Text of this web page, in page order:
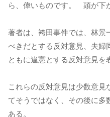
ら、偉いものです。 頭が下
著者は、袴田事件では、林景
べきだとする反対意見、夫婦
ともに違憲とする反対意見を
これらの反対意見は少数意見
てそうではなく、その後に多
ある。